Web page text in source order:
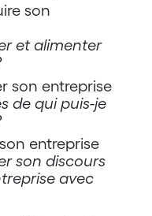
son
et alimenter
son entreprise
de qui puis-je
entreprise
son discours
avec